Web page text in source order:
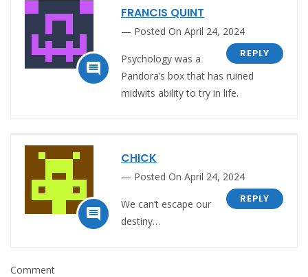

FRANCIS QUINT
Posted On April 24, 2024
REPLY
Psychology was a
Pandora’s box that has ruined
midwits ability to try in life.

CHICK
Posted On April 24, 2024
REPLY
We can’t escape our
destiny…
Comment